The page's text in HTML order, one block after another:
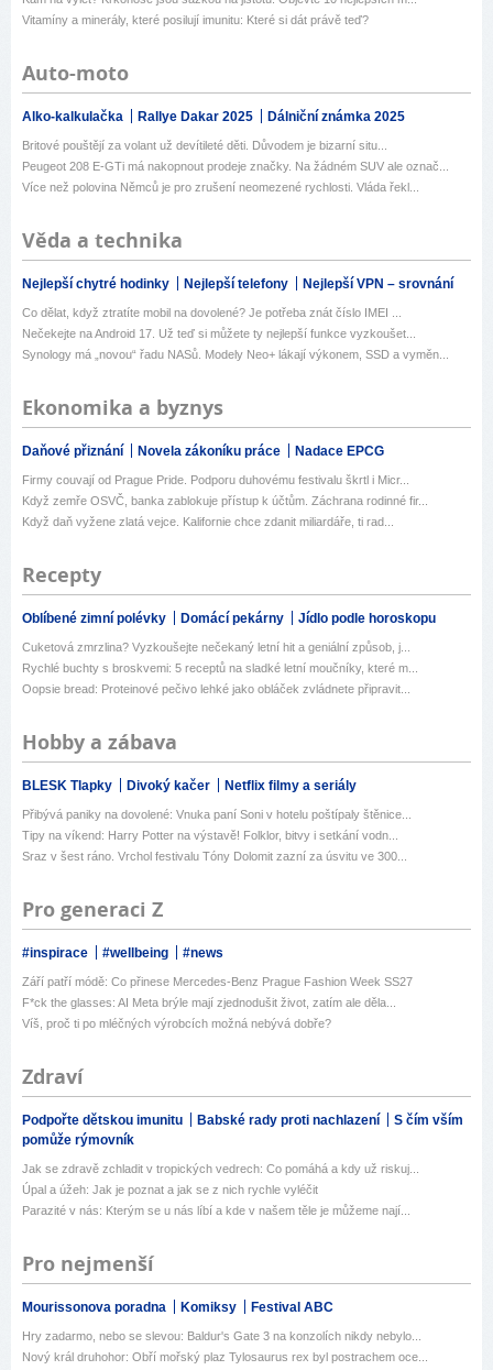
Vitamíny a minerály, které posilují imunitu: Které si dát právě teď?
Auto-moto
Alko-kalkulačka Rallye Dakar 2025 Dálniční známka 2025
Britové pouštějí za volant už devítileté děti. Důvodem je bizarní situ...
Peugeot 208 E-GTi má nakopnout prodeje značky. Na žádném SUV ale označ...
Více než polovina Němců je pro zrušení neomezené rychlosti. Vláda řekl...
Věda a technika
Nejlepší chytré hodinky Nejlepší telefony Nejlepší VPN – srovnání
Co dělat, když ztratíte mobil na dovolené? Je potřeba znát číslo IMEI ...
Nečekejte na Android 17. Už teď si můžete ty nejlepší funkce vyzkoušet...
Synology má „novou“ řadu NASů. Modely Neo+ lákají výkonem, SSD a vyměn...
Ekonomika a byznys
Daňové přiznání Novela zákoníku práce Nadace EPCG
Firmy couvají od Prague Pride. Podporu duhovému festivalu škrtl i Micr...
Když zemře OSVČ, banka zablokuje přístup k účtům. Záchrana rodinné fir...
Když daň vyžene zlatá vejce. Kalifornie chce zdanit miliardáře, ti rad...
Recepty
Oblíbené zimní polévky Domácí pekárny Jídlo podle horoskopu
Cuketová zmrzlina? Vyzkoušejte nečekaný letní hit a geniální způsob, j...
Rychlé buchty s broskvemi: 5 receptů na sladké letní moučníky, které m...
Oopsie bread: Proteinové pečivo lehké jako obláček zvládnete připravit...
Hobby a zábava
BLESK Tlapky Divoký kačer Netflix filmy a seriály
Přibývá paniky na dovolené: Vnuka paní Soni v hotelu poštípaly štěnice...
Tipy na víkend: Harry Potter na výstavě! Folklor, bitvy i setkání vodn...
Sraz v šest ráno. Vrchol festivalu Tóny Dolomit zazní za úsvitu ve 300...
Pro generaci Z
#inspirace #wellbeing #news
Září patří módě: Co přinese Mercedes-Benz Prague Fashion Week SS27
F*ck the glasses: AI Meta brýle mají zjednodušit život, zatím ale děla...
Víš, proč ti po mléčných výrobcích možná nebývá dobře?
Zdraví
Podpořte dětskou imunitu Babské rady proti nachlazení
S čím vším
pomůže rýmovník
Jak se zdravě zchladit v tropických vedrech: Co pomáhá a kdy už riskuj...
Úpal a úžeh: Jak je poznat a jak se z nich rychle vyléčit
Parazité v nás: Kterým se u nás líbí a kde v našem těle je můžeme nají...
Pro nejmenší
Mourissonova poradna Komiksy Festival ABC
Hry zadarmo, nebo se slevou: Baldur's Gate 3 na konzolích nikdy nebylo...
Nový král druhohor: Obří mořský plaz Tylosaurus rex byl postrachem oce...